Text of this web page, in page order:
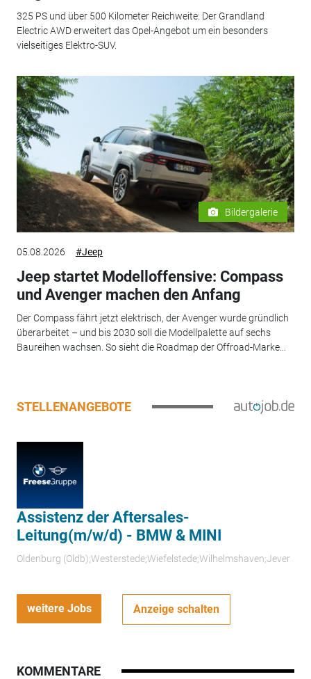
325 PS und über 500 Kilometer Reichweite: Der Grandland
Electric AWD erweitert das Opel-Angebot um ein besonders
vielseitiges Elektro-SUV.
Bildergalerie
05.08.2026 #Jeep
Jeep startet Modelloffensive: Compass
und Avenger machen den Anfang
Der Compass fährt jetzt elektrisch, der Avenger wurde gründlich
überarbeitet – und bis 2030 soll die Modellpalette auf sechs
Baureihen wachsen. So sieht die Roadmap der Offroad-Marke...
STELLENANGEBOTE
Assistenz der Aftersales-
Leitung(m/w/d) - BMW & MINI
Oldenburg (Oldb);Westerstede;Wiefelstede;Wilhelmshaven;Jever
weitere Jobs Anzeige schalten
KOMMENTARE